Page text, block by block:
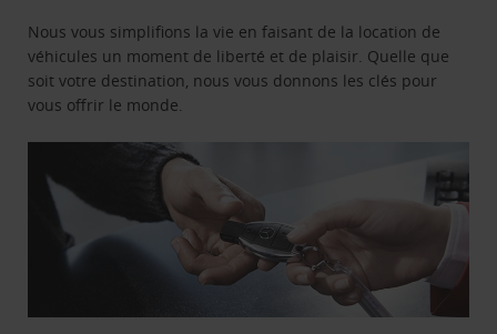
Nous vous simplifions la vie en faisant de la location de
véhicules un moment de liberté et de plaisir. Quelle que
soit votre destination, nous vous donnons les clés pour
vous offrir le monde.